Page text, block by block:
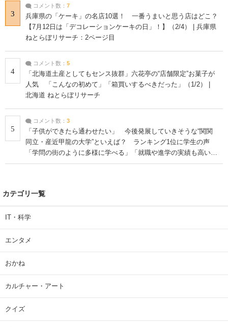
3
コメント数： 7
兵庫県の「ケーキ」の名店10選！ 一番うまいと思う店はどこ？
【7月12日は「デコレーションケーキの日」！】（2/4） | 兵庫県
ねとらぼリサーチ：2ページ目
4
コメント数： 5
「北海道土産としてもセンス抜群」六花亭の“店舗限定”お菓子が
人気 「こんなの初めて」「箱買いするべきだった」（1/2） |
北海道 ねとらぼリサーチ
5
コメント数： 3
「子供ができたら通わせたい」 今後発展していきそうな“関関
同立・産近甲龍の大学”といえば？ ランキング1位に学生の声
「学問の街のように多様に学べる」「就職や進学の実績も高い」
| 大学 ねとらぼリサーチ
カテゴリ一覧
IT・科学
エンタメ
おかね
カルチャー・アート
クイズ